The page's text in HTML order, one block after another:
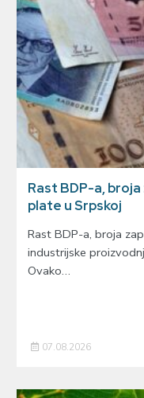
Rast BDP-a,
plate u Srpskoj
Rast BDP-a, broja
industrijske
Ovako…
07.08.2026